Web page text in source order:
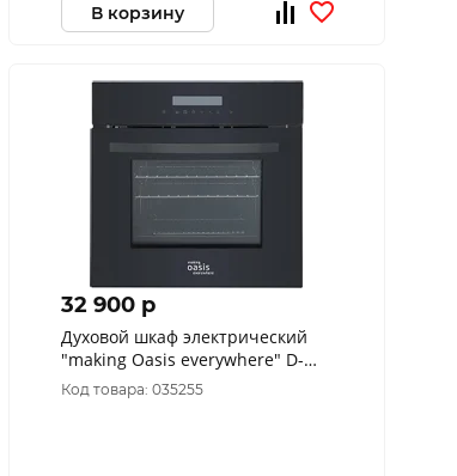
В корзину
32 900 p
Духовой шкаф электрический
"making Oasis everywhere" D-
MTB (А)
Код товара: 035255